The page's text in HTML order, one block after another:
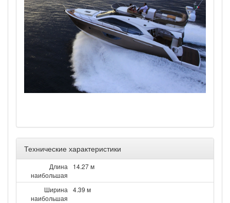
Технические характеристики
Длина
наибольшая
14.27 м
Ширина
наибольшая
4.39 м